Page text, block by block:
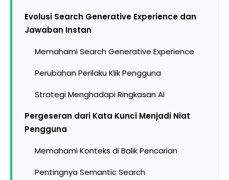
Evolusi Search Generative Experience dan
Jawaban Instan
Memahami Search Generative Experience
Perubahan Perilaku Klik Pengguna
Strategi Menghadapi Ringkasan AI
Pergeseran dari Kata Kunci Menjadi Niat
Pengguna
Memahami Konteks di Balik Pencarian
Pentingnya Semantic Search